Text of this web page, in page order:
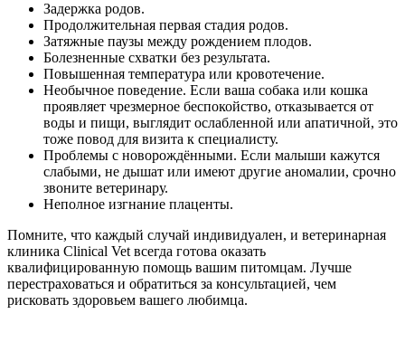
Задержка родов.
Продолжительная первая стадия родов.
Затяжные паузы между рождением плодов.
Болезненные схватки без результата.
Повышенная температура или кровотечение.
Необычное поведение. Если ваша собака или кошка
проявляет чрезмерное беспокойство, отказывается от
воды и пищи, выглядит ослабленной или апатичной, это
тоже повод для визита к специалисту.
Проблемы с новорождёнными. Если малыши кажутся
слабыми, не дышат или имеют другие аномалии, срочно
звоните ветеринару.
Неполное изгнание плаценты.
Помните, что каждый случай индивидуален, и ветеринарная
клиника Clinical Vet всегда готова оказать
квалифицированную помощь вашим питомцам. Лучше
перестраховаться и обратиться за консультацией, чем
рисковать здоровьем вашего любимца.